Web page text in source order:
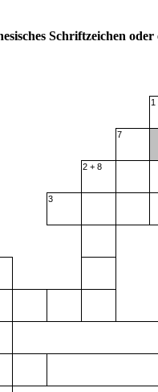
Schriftzeichen
1
7
2 + 8
3